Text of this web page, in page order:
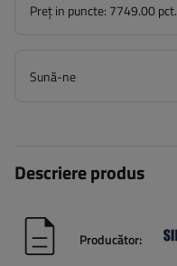
Preț in puncte: 7749.00 pct.
Sună-ne
Descriere produs
Producător: